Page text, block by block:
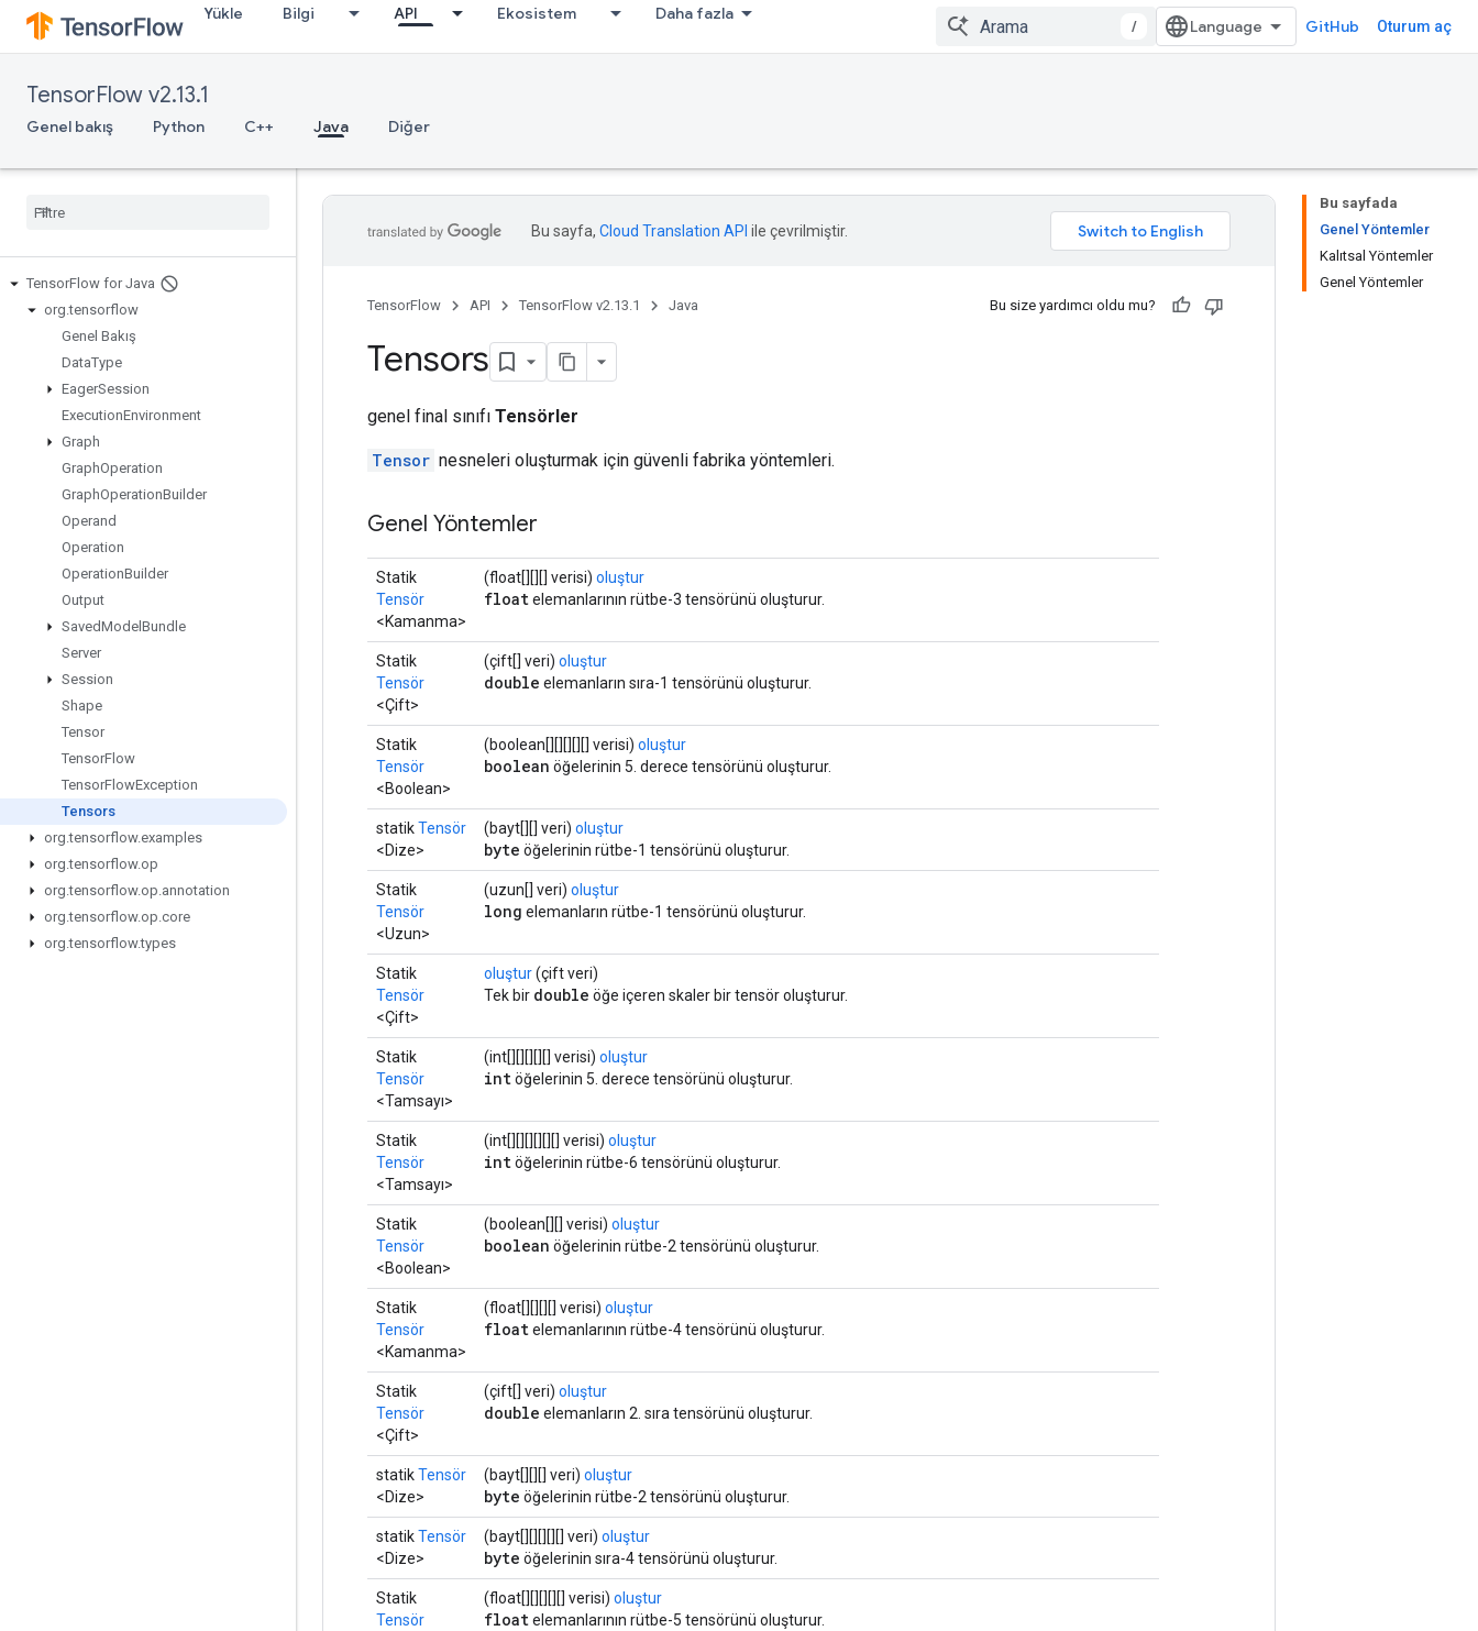
Yükle Bilgi API Ekosistem Daha fazla
/ GitHub Oturum aç
TensorFlow v2.13.1
Genel bakış Python C++ Java Diğer
TensorFlow for Java
org.tensorflow
Genel Bakış
DataType
EagerSession
ExecutionEnvironment
Graph
GraphOperation
GraphOperationBuilder
Operand
Operation
OperationBuilder
Output
SavedModel Bundle
Server
Session
Shape
Tensor
TensorFlow
TensorFlowException
Tensors
org.tensorflow.examples
org.tensorflow.op
org.tensorflow.op.annotation
org.tensorflow.op.core
org.tensorflow.types
Bu sayfada
Genel Yöntemler
Kalıtsal Yöntemler
Genel Yöntemler
Bu sayfa, Cloud Translation API ile çevrilmiştir.
TensorFlow API TensorFlow v2.13.1 Java Bu size yardımcı oldu mu?
Tensors
genel final sınıfı Tensörler
Tensor nesneleri oluşturmak için güvenli fabrika yöntemleri.
Genel Yöntemler
Statik
Tensör
<Kamanma>
(float[][][] verisi) oluştur
floatelemanlarının rütbe-3 tensörünü oluşturur.
Statik
Tensör
<Çift>
(çift[] veri) oluştur
double elemanların sıra-1 tensörünü oluşturur.
Statik
Tensör
<Boolean>
(boolean[][][][][] verisi) oluştur
boolean öğelerinin 5. derece tensörünü oluşturur.
statikTensör
<Dize>
(bayt[][] veri) oluştur
byte öğelerinin rütbe-1 tensörünü oluşturur.
Statik
Tensör
<Uzun>
(uzun[] veri) oluştur
long elemanların rütbe-1 tensörünü oluşturur.
Statik
Tensör
<Çift>
oluştur(çift veri)
Tek bir double öğe içeren skaler bir tensör oluşturur.
Statik
Tensör
<Tamsayı>
(int[][][][][] verisi) oluştur
intöğelerinin 5. derece tensörünü oluşturur.
Statik
Tensör
<Tamsayı>
(int[][][][][][] verisi) oluştur
intöğelerinin rütbe-6 tensörünü oluşturur.
Statik
Tensör
<Boolean>
(boolean[][] verisi) oluştur
boolean öğelerinin rütbe-2 tensörünü oluşturur.
Statik
Tensör
<Kamanma>
(float[][][][] verisi) oluştur
floatelemanlarının rütbe-4 tensörünü oluşturur.
Statik
Tensör
<Çift>
(çift[] veri) oluştur
double elemanların 2. sıra tensörünü oluşturur.
statikTensör
<Dize>
(bayt[][][] veri) oluştur
byte öğelerinin rütbe-2 tensörünü oluşturur.
statikTensör
<Dize>
(bayt[][][][][] veri) oluştur
byte öğelerinin sıra-4 tensörünü oluşturur.
Statik
Tensör
(float[][][][][] verisi) oluştur
floatelemanlarının rütbe-5 tensörünü oluşturur.